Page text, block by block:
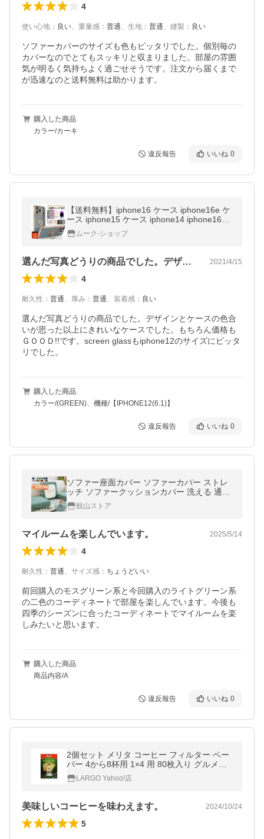
4
使い心地 ： 良い、 重量感 ： 普通、 生地 ： 普通、 縫製 ： 良い
ソファーカバーのサイズも色もピッタリでした。個別毎の
カバーなのでとてもスッキリと収まりました。部屋の雰囲
気が明るく気持ちよく過ごせそうです。注文から届くまで
が迅速なのと送料無料は助かります。
購入した商品
カラー/カーキ
違反報告 いいね 0
【送料無料】iphone16 ケース iphone16e ケ
ース iphone15 ケース iphone14 iphone16pr
o pro max plus ケース
ムーク-ショップ
選んだ写真どうりの商品でした。デザイン… 2021/4/15
4
耐久性 ： 普通、 厚み ： 普通、 装着感 ： 良い
選んだ写真どうりの商品でした。デザインとケースの色合
いが思った以上にきれいなケースでした。もちろん価格も
ＧＯＯＤ!!です。screen glassもiphone12のサイズにピッタ
リでした。
購入した商品
カラー/(GREEN)、機種/【IPHONE12(6.1)】
違反報告 いいね 0
ソファー座面カバー ソファーカバー ストレ
ッチ ソファークッションカバー 洗える 通気
性 耐久性 オールシーズン 春 夏 四季適用 犬
猫対策 【一部当日発送】
観山ストア
マイルームを楽しんでいます。 2025/5/14
4
耐久性 ： 普通、 サイズ感 ： ちょうどいい
前回購入のモスグリーン系と今回購入のライトグリーン系
の二色のコーディネートで部屋を楽しんでいます。今後も
四季のシーズンに合ったコーディネートでマイルームを楽
しみたいと思います。
購入した商品
商品内容/A
違反報告 いいね 0
2個セット メリタ コーヒー フィルター ペー
パー 4から8杯用 1×4 用 80枚入り グルメシ
リーズ ブラウン Melitta
LARGO Yahoo!店
美味しいコーヒーを味わえます。 2024/10/24
5